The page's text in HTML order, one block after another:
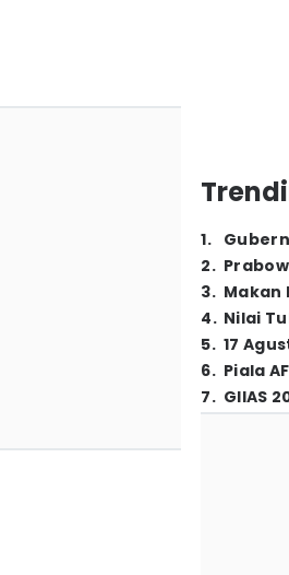
1.
2.
3. Makan
4. Nilai
5. 17
6. Piala
7. GIIAS